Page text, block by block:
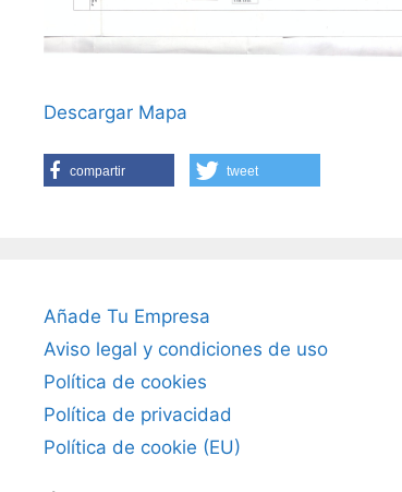
Descargar Mapa
compartir tweet
Añade Tu Empresa
Aviso legal y condiciones de uso
Política de cookies
Política de privacidad
Política de cookie (EU)